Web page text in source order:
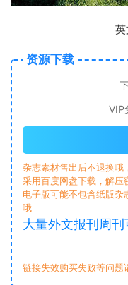
资源下载
VIP
杂志素材售出后不退换哦
采用百度网盘下载，解
电子版可能不包含纸版
哦
大量外文报刊周
链接失效购买失败等问